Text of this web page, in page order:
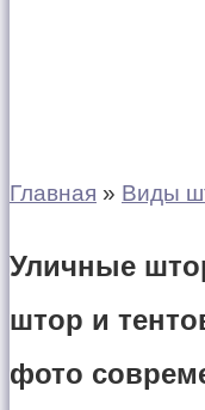
Главная » Виды
Уличные
штор и
фото